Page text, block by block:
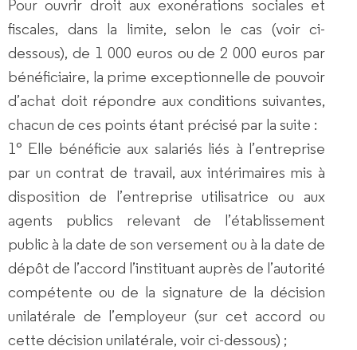
Pour ouvrir droit aux exonérations sociales et
fiscales, dans la limite, selon le cas (voir ci-
dessous), de 1 000 euros ou de 2 000 euros par
bénéficiaire, la prime exceptionnelle de pouvoir
d’achat doit répondre aux conditions suivantes,
chacun de ces points étant précisé par la suite :
1° Elle bénéficie aux salariés liés à l’entreprise
par un contrat de travail, aux intérimaires mis à
disposition de l’entreprise utilisatrice ou aux
agents publics relevant de l’établissement
public à la date de son versement ou à la date de
dépôt de l’accord l’instituant auprès de l’autorité
compétente ou de la signature de la décision
unilatérale de l’employeur (sur cet accord ou
cette décision unilatérale, voir ci-dessous) ;